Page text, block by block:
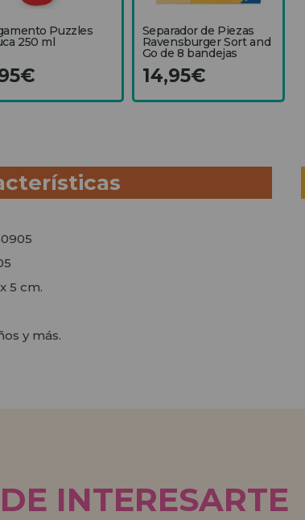
Puzzles
250 ml
Separador de Piezas
Ravensburger Sort and
Go de 8 bandejas
14,95€
5 cm.
y más.
INTERESARTE